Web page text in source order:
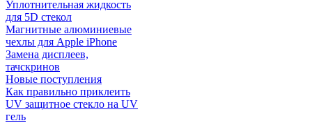
Уплотнительная жидкость
для 5D стекол
Магнитные алюминиевые
чехлы для Apple iPhone
Замена дисплеев,
тачскринов
Новые поступления
Как правильно приклеить
UV защитное стекло на UV
гель